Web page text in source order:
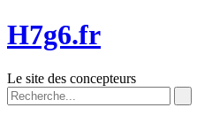
H7g6.fr
Le site des concepteurs